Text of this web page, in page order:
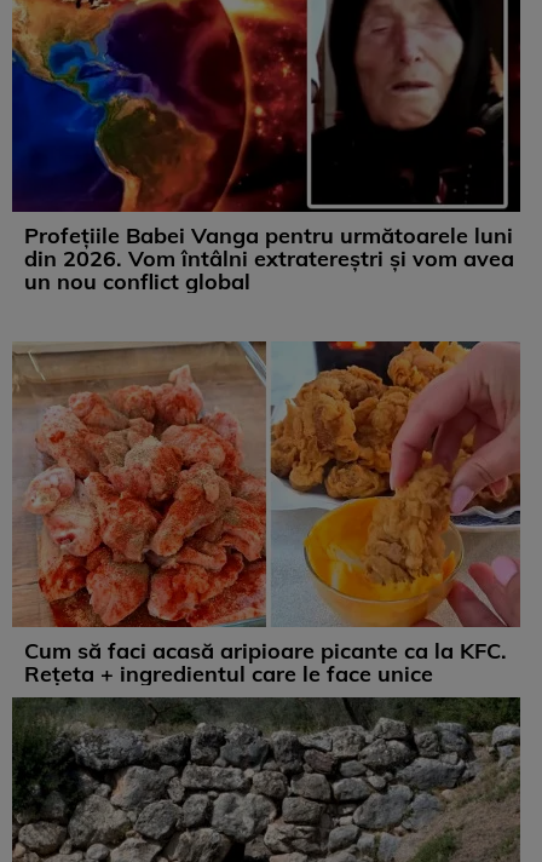
Profețiile Babei Vanga pentru următoarele luni
din 2026. Vom întâlni extratereștri și vom avea
un nou conflict global
Cum să faci acasă aripioare picante ca la KFC.
Rețeta + ingredientul care le face unice